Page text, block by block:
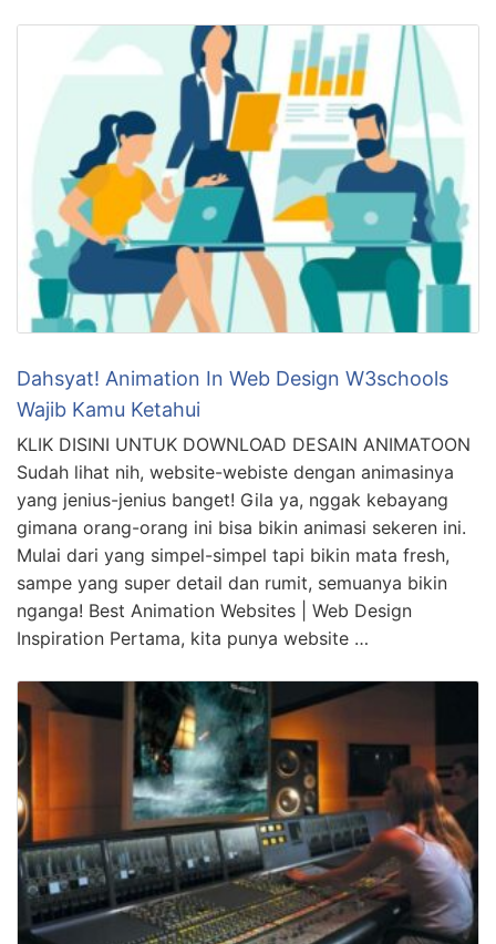
Dahsyat! Animation In Web Design W3schools
Wajib Kamu Ketahui
KLIK DISINI UNTUK DOWNLOAD DESAIN ANIMATOON
Sudah lihat nih, website-webiste dengan animasinya
yang jenius-jenius banget! Gila ya, nggak kebayang
gimana orang-orang ini bisa bikin animasi sekeren ini.
Mulai dari yang simpel-simpel tapi bikin mata fresh,
sampe yang super detail dan rumit, semuanya bikin
nganga! Best Animation Websites | Web Design
Inspiration Pertama, kita punya website …